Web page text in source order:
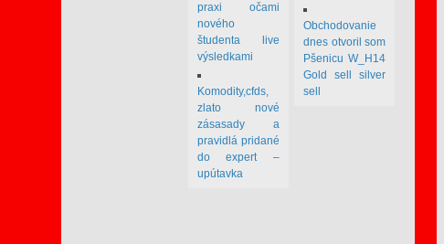
praxi očami
nového
študenta live
výsledkami
Komodity,cfds,
zlato nové
zásasady a
pravidlá pridané
do expert –
upútavka
Obchodovanie
dnes otvoril som
Pšenicu W_H14
Gold sell silver
sell